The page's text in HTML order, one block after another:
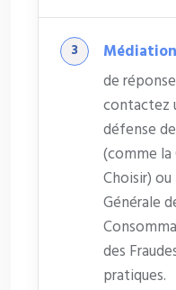
de
contactez
défense
(comme la
Choisir)
Générale
des
pratiques.